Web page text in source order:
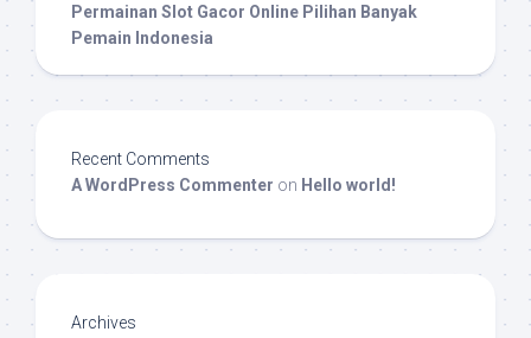
Permainan Slot Gacor Online Pilihan Banyak
Pemain Indonesia
Recent Comments
A WordPress Commenter on Hello world!
Archives